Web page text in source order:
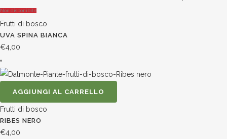
Non disponibile
Frutti di bosco
UVA SPINA BIANCA
€4,00
AGGIUNGI AL CARRELLO
Frutti di bosco
RIBES NERO
€4,00